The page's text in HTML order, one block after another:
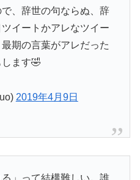
、辞世の句ならぬ、辞
イートかアレなツイー
期の言葉がアレだった
ます🤣
2019年4月9日